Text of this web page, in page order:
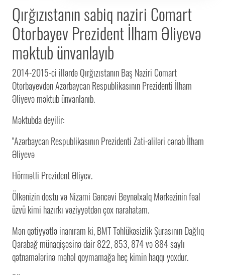
Qırğızıstanın sabiq naziri Comart
Otorbayev Prezident İlham Əliyevə
məktub ünvanlayıb
2014-2015-ci illərdə Qırğızıstanın Baş Naziri Comart
Otorbayevdən Azərbaycan Respublikasının Prezidenti İlham
Əliyevə məktub ünvanlanıb.
Məktubda deyilir:
"Azərbaycan Respublikasının Prezidenti Zati-aliləri cənab İlham
Əliyevə
Hörmətli Prezident Əliyev.
Ölkənizin dostu və Nizami Gəncəvi Beynəlxalq Mərkəzinin fəal
üzvü kimi hazırkı vəziyyətdən çox narahatam.
Mən qətiyyətlə inanıram ki, BMT Təhlükəsizlik Şurasının Dağlıq
Qarabağ münaqişəsinə dair 822, 853, 874 və 884 saylı
qətnamələrinə məhəl qoymamağa heç kimin haqqı yoxdur.